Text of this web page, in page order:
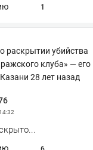
1
раскрытии убийства
клуба» — его
28 лет назад